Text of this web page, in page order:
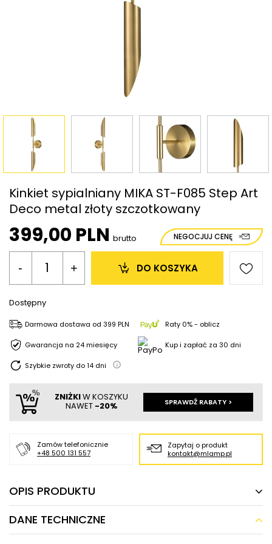
Kinkiet sypialniany MIKA ST-F085 Step Art
Deco metal złoty szczotkowany
399,00 PLN brutto NEGOCJUJ CENĘ
- + DO KOSZYKA
Dostępny
Darmowa dostawa od 399 PLN Raty 0% - oblicz
Gwarancja na 24 miesięcy Kup i zapłać za 30 dni
Szybkie zwroty do14 dni
ZNIŻKIW KOSZYKU
NAWET -20% SPRAWDŹ RABATY >
Zamów telefonicznie
+48 500 131 557
Zapytaj o produkt
kontakt@mlamp.pl
OPIS PRODUKTU
Kinkiet sypialniany MIKA ST-F085 Step Art
Deco metal złoty szczotkowany
DANE TECHNICZNE